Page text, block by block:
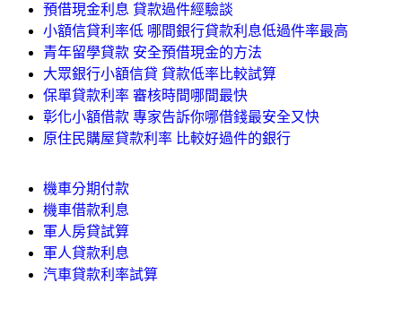
預借現金利息 貸款過件經驗談
小額信貸利率低 哪間銀行貸款利息低過件率最高
青年留學貸款 安全預借現金的方法
大眾銀行小額信貸 貸款低率比較試算
保單貸款利率 審核時間哪間最快
彰化小額借款 專家告訴你哪借錢最安全又快
原住民購屋貸款利率 比較好過件的銀行
機車分期付款
機車借款利息
軍人房貸試算
軍人貸款利息
汽車貸款利率試算